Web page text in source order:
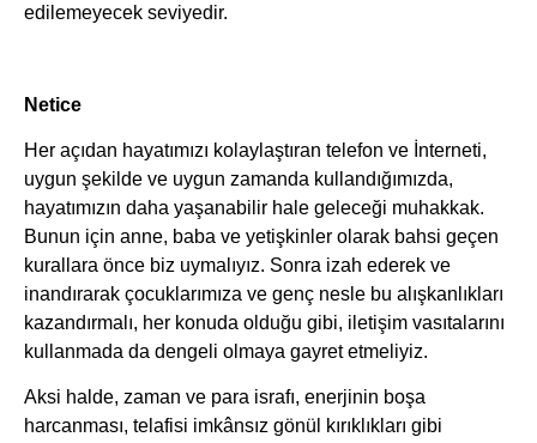
edilemeyecek seviyedir.
Netice
Her açıdan hayatımızı kolaylaştıran telefon ve İnterneti,
uygun şekilde ve uygun zamanda kullandığımızda,
hayatımızın daha yaşanabilir hale geleceği muhakkak.
Bunun için anne, baba ve yetişkinler olarak bahsi geçen
kurallara önce biz uymalıyız. Sonra izah ederek ve
inandırarak çocuklarımıza ve genç nesle bu alışkanlıkları
kazandırmalı, her konuda olduğu gibi, iletişim vasıtalarını
kullanmada da dengeli olmaya gayret etmeliyiz.
Aksi halde, zaman ve para israfı, enerjinin boşa
harcanması, telafisi imkânsız gönül kırıklıkları gibi